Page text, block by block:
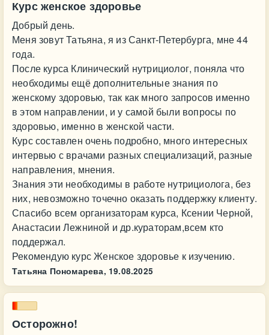
Курс женское здоровье
Добрый день.
Меня зовут Татьяна, я из Санкт-Петербурга, мне 44
года.
После курса Клинический нутрициолог, поняла что
необходимы ещё дополнительные знания по
женскому здоровью, так как много запросов именно
в этом направлении, и у самой были вопросы по
здоровью, именно в женской части.
Курс составлен очень подробно, много интересных
интервью с врачами разных специализаций, разные
направления, мнения.
Знания эти необходимы в работе нутрициолога, без
них, невозможно точечно оказать поддержку клиенту.
Спасибо всем организаторам курса, Ксении Черной,
Анастасии Лежниной и др.кураторам,всем кто
поддержал.
Рекомендую курс Женское здоровье к изучению.
Татьяна Пономарева, 19.08.2025
Осторожно!